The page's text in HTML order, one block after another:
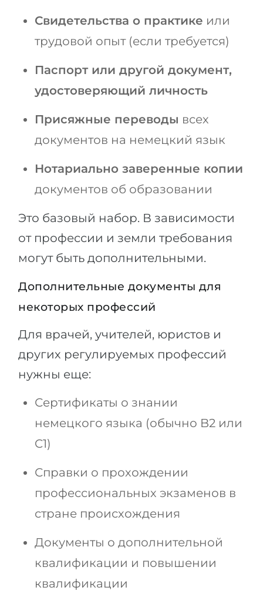
Свидетельства о практике или
трудовой опыт (если требуется)
Паспорт или другой документ,
удостоверяющий личность
Присяжные переводы всех
документов на немецкий язык
Нотариально заверенные копии
документов об образовании
Это базовый набор. В зависимости
от профессии и земли требования
могут быть дополнительными.
Дополнительные документы для
некоторых профессий
Для врачей, учителей, юристов и
других регулируемых профессий
нужны еще:
Сертификаты о знании
немецкого языка (обычно B2 или
C1)
Справки о прохождении
профессиональных экзаменов в
стране происхождения
Документы о дополнительной
квалификации и повышении
квалификации